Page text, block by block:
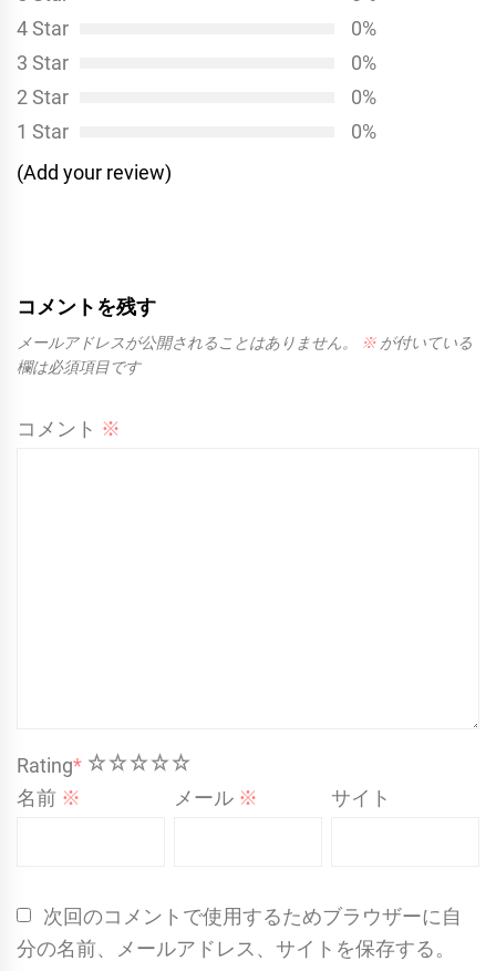
ョ
ン
4 Star
0%
3 Star
0%
2 Star
0%
1 Star
0%
(Add your review)
コメントを残す
メールアドレスが公開されることはありません。 ※ が付いている
欄は必須項目です
コメント ※
Rating* 5
4
3
2
1
名前 ※ メール ※ サイト
次回のコメントで使用するためブラウザーに自
分の名前、メールアドレス、サイトを保存する。